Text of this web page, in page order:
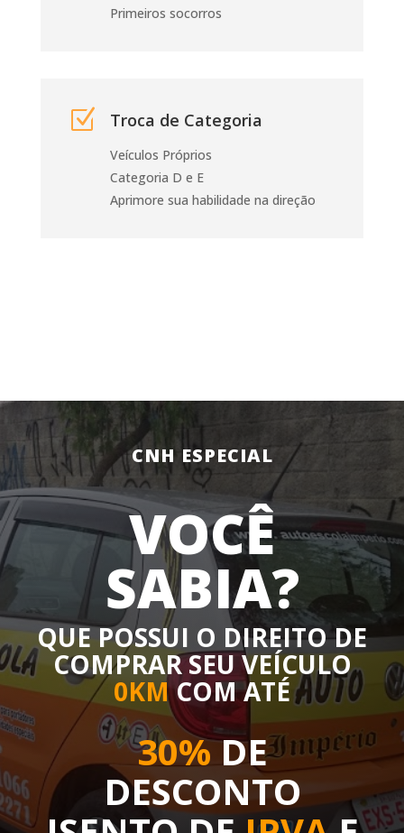
Primeiros socorros
Z Troca de Categoria
Veículos Próprios
Categoria D e E
Aprimore sua habilidade na direção
CNH ESPECIAL
VOCÊ
SABIA?
QUE POSSUI O DIREITO DE
COMPRAR SEU VEÍCULO
0KMCOM ATÉ
30%DE
DESCONTO